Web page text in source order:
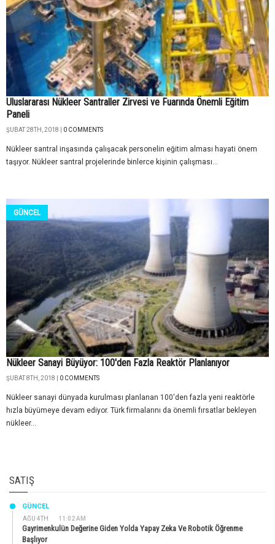
Uluslararası Nükleer Santraller Zirvesi ve Fuarında Önemli Eğitim
Paneli
ŞUBAT 28TH, 2018 | 0 COMMENTS
Nükleer santral inşasında çalışacak personelin eğitim alması hayati önem
taşıyor. Nükleer santral projelerinde binlerce kişinin çalışması...
GÜNCEL
Nükleer Sanayi Büyüyor: 100'den Fazla Reaktör Planlanıyor
ŞUBAT 8TH, 2018 | 0 COMMENTS
Nükleer sanayi dünyada kurulması planlanan 100'den fazla yeni reaktörle
hızla büyümeye devam ediyor. Türk firmalarını da önemli fırsatlar bekleyen
nükleer...
SATIŞ
AĞU 4TH 11:02 AM
GÜNCEL
Gayrimenkulün Değerine Giden Yolda Yapay Zeka Ve Robotik Öğrenme
Başlıyor